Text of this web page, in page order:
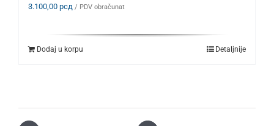
3.100,00 рсд / PDV obračunat
Dodaj u korpu Detaljnije